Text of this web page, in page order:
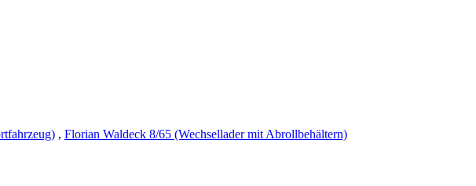
, Florian Waldeck 8/65 (Wechsellader mit Abrollbehältern)